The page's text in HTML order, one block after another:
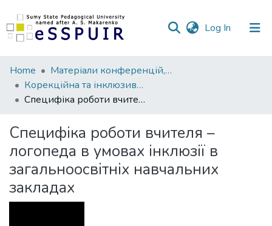
Log In (current)
Communities
&
Collections
Statistics
Home
Матеріали конференцій, семінарів, читань
Корекційна та інклюзивна освіта очима молодих учених
Специфіка роботи вчителя – логопеда в умовах інклюзії в загальноосвітніх навчальних закладах
Специфіка роботи вчителя –
логопеда в умовах інклюзії в
загальноосвітніх навчальних
закладах